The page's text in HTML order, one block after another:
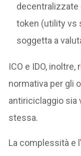
decentralizzate
token (utility vs
soggetta a
ICO e IDO,
normativa per gli
antiriciclaggio sia
stessa.
La complessità e